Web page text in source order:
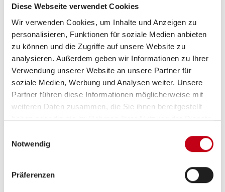
Diese Webseite verwendet Cookies
Wir verwenden Cookies, um Inhalte und Anzeigen zu
personalisieren, Funktionen für soziale Medien anbieten
zu können und die Zugriffe auf unsere Website zu
analysieren. Außerdem geben wir Informationen zu Ihrer
Verwendung unserer Website an unsere Partner für
soziale Medien, Werbung und Analysen weiter. Unsere
Partner führen diese Informationen möglicherweise mit
weiteren Daten zusammen, die Sie ihnen bereitgestellt
haben oder die sie im Rahmen Ihrer Nutzung der Dienste
Notwendig
Präferenzen
Heizung / Klima
Klimaanlage
Kompressor-Kühlschrank